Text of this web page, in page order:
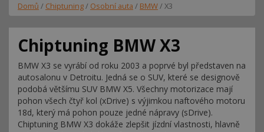
Domů / Chiptuning/ Osobní auta / BMW/ X3
Chiptuning BMW X3
BMW X3 se vyrábí od roku 2003 a poprvé byl představen na
autosalonu v Detroitu. Jedná se o SUV, které se designově
podobá většímu SUV BMW X5. Všechny motorizace mají
pohon všech čtyř kol (xDrive) s výjimkou naftového motoru
18d, který má pohon pouze jedné nápravy (sDrive).
Chiptuning BMW X3 dokáže zlepšit jízdní vlastnosti, hlavně